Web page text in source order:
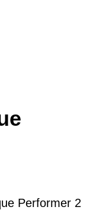
Performer 2